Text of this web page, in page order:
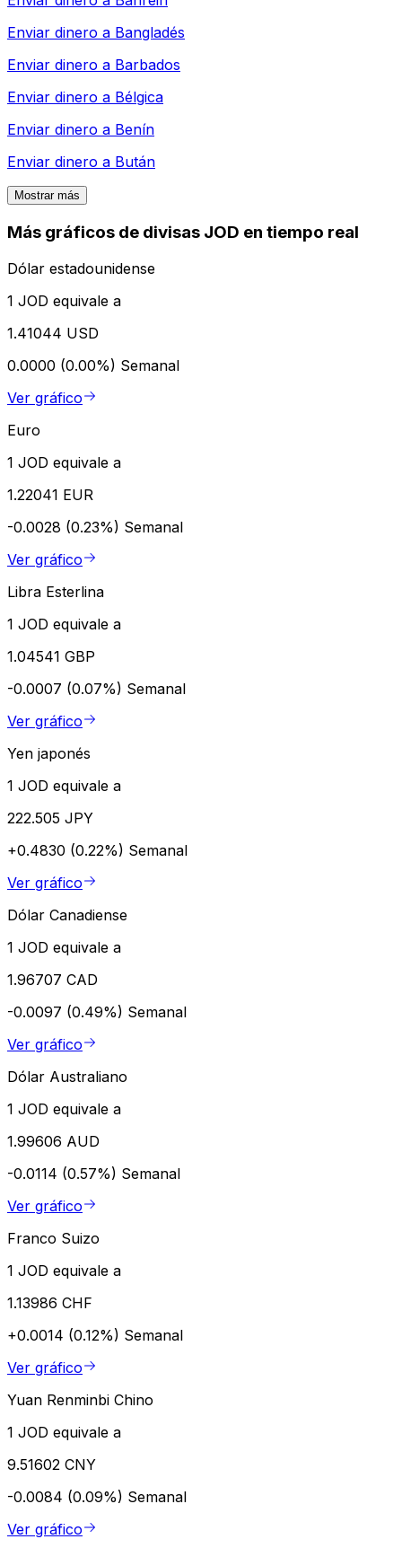
Enviar dinero a Bangladés
Enviar dinero a Barbados
Enviar dinero a Bélgica
Enviar dinero a Benín
Enviar dinero a Bután
Mostrar más
Más gráficos de divisas JOD en tiempo real
Dólar estadounidense
1 JOD equivale a
1.41044 USD
0.0000 (0.00%) Semanal
Ver gráfico
Euro
1 JOD equivale a
1.22041 EUR
-0.0028 (0.23%) Semanal
Ver gráfico
Libra Esterlina
1 JOD equivale a
1.04541 GBP
-0.0007 (0.07%) Semanal
Ver gráfico
Yen japonés
1 JOD equivale a
222.505 JPY
+0.4830 (0.22%) Semanal
Ver gráfico
Dólar Canadiense
1 JOD equivale a
1.96707 CAD
-0.0097 (0.49%) Semanal
Ver gráfico
Dólar Australiano
1 JOD equivale a
1.99606 AUD
-0.0114 (0.57%) Semanal
Ver gráfico
Franco Suizo
1 JOD equivale a
1.13986 CHF
+0.0014 (0.12%) Semanal
Ver gráfico
Yuan Renminbi Chino
1 JOD equivale a
9.51602 CNY
-0.0084 (0.09%) Semanal
Ver gráfico